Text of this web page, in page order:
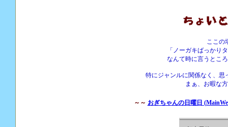
ここの
「ノーガキばっかり
なんて時に言うとこ
特にジャンルに関係なく、思
まぁ、お暇な
～～ おぎちゃんの日曜日